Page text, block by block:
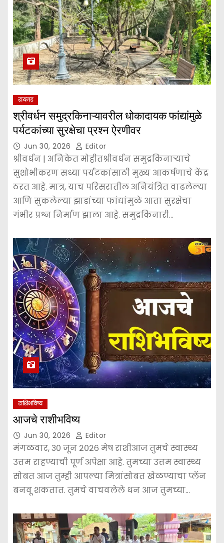
रायगड
श्रीवर्धन समुद्रकिनाऱ्यावरील धोकादायक फांद्यांमुळे
पर्यटकांच्या सुरक्षेचा प्रश्न ऐरणीवर
Jun 30, 2026 Editor
श्रीवर्धन | अनिकेत मोहीतश्रीवर्धन समुद्रकिनाऱ्याचे
सुशोभीकरण सध्या पर्यटकांसाठी मुख्य आकर्षणाचे केंद्र
ठरत आहे. मात्र, याच परिसरातील अनियंत्रित वाढलेल्या
आणि सुकलेल्या झाडांच्या फांद्यांमुळे आता सुरक्षेचा
गंभीर प्रश्न निर्माण झाला आहे. समुद्रकिनारी…
राशिभविष्य
आजचे राशीभविष्य
Jun 30, 2026 Editor
मंगळवार, ३० जून २०२६ मेष राशीआज तुमचे स्वास्थ्य
उत्तम राहण्याची पूर्ण अपेक्षा आहे. तुमच्या उत्तम स्वास्थ्य
सोबत आज तुम्ही आपल्या मित्रांसोबत खेळण्याचा प्लॅन
बनवू शकतात. तुमचे वाचवलेले धन आज तुमच्या…